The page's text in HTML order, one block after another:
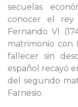
secuelas
conocer el
Fernando VI
matrimonio con
fallecer sin
español recayó
del segundo
Farnesio.